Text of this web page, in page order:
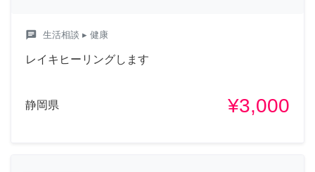
chat 生活相談 ▸ 健康
レイキヒーリングします
静岡県 ¥3,000